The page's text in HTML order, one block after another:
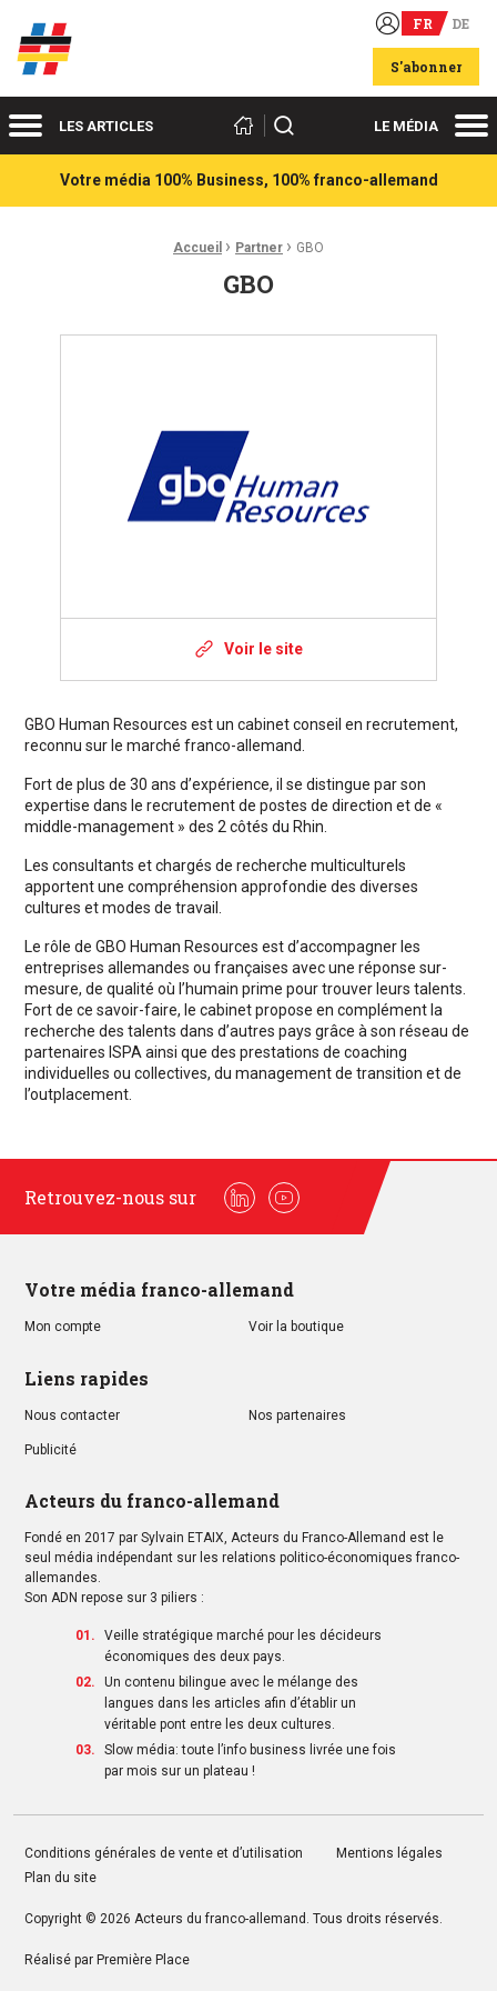
Acteurs du franco-allemand FR DE
S'abonner
MenuLES ARTICLES Rechercher LE MÉDIA
Votre média 100% Business, 100% franco-allemand
Accueil › Partner › GBO
GBO
Voir le site
GBO Human Resources est un cabinet conseil en recrutement,
reconnu sur le marché franco-allemand.
Fort de plus de 30 ans d’expérience, il se distingue par son
expertise dans le recrutement de postes de direction et de «
middle-management » des 2 côtés du Rhin.
Les consultants et chargés de recherche multiculturels
apportent une compréhension approfondie des diverses
cultures et modes de travail.
Le rôle de GBO Human Resources est d’accompagner les
entreprises allemandes ou françaises avec une réponse sur-
mesure, de qualité où l’humain prime pour trouver leurs talents.
Fort de ce savoir-faire, le cabinet propose en complément la
recherche des talents dans d’autres pays grâce à son réseau de
partenaires ISPA ainsi que des prestations de coaching
individuelles ou collectives, du management de transition et de
l’outplacement.
Retrouvez-nous sur
LinkedinYoutube
Votre média franco-allemand
Mon compte Voir la boutique
Liens rapides
Nous contacter Nos partenaires
Publicité
Acteurs du franco-allemand
Fondé en 2017 par Sylvain ETAIX, Acteurs du Franco-Allemand est le
seul média indépendant sur les relations politico-économiques franco-
allemandes.
Son ADN repose sur 3 piliers :
Veille stratégique marché pour les décideurs
économiques des deux pays.
Un contenu bilingue avec le mélange des
langues dans les articles afin d’établir un
véritable pont entre les deux cultures.
Slow média: toute l’info business livrée une fois
par mois sur un plateau !
Conditions générales de vente et d’utilisation
Mentions légales
Plan du site
Copyright © 2026 Acteurs du franco-allemand . Tous droits réservés.
Réalisé par Première Place